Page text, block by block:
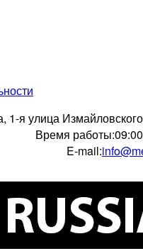
1-я улица
Время работы:
E-mail: